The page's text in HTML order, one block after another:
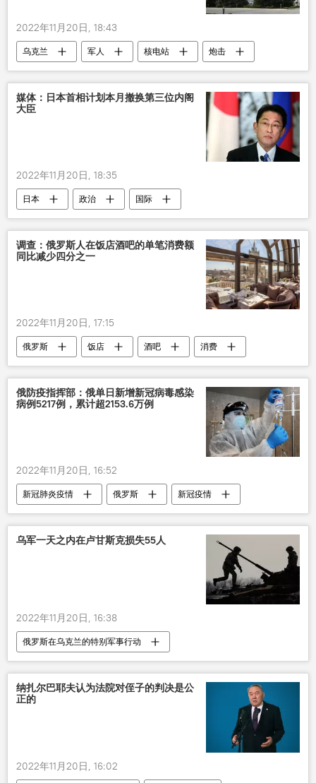
2022年11月20日, 18:43
乌克兰 军人 核电站 炮击
媒体：日本首相计划本月撤换第三位内阁
大臣
2022年11月20日, 18:35
日本 政治 国际
调查：俄罗斯人在饭店酒吧的单笔消费额
同比减少四分之一
2022年11月20日, 17:15
俄罗斯 饭店 酒吧
消费
调查
俄防疫指挥部：俄单日新增新冠病毒感染
病例5217例，累计超2153.6万例
2022年11月20日, 16:52
新冠肺炎疫情 俄罗斯
新冠疫情
病例
乌军一天之内在卢甘斯克损失55人
2022年11月20日, 16:38
俄罗斯在乌克兰的特别军事行动
顿巴斯两个共和国独立
俄罗斯
乌克兰政治危机
纳扎尔巴耶夫认为法院对侄子的判决是公
正的
2022年11月20日, 16:02